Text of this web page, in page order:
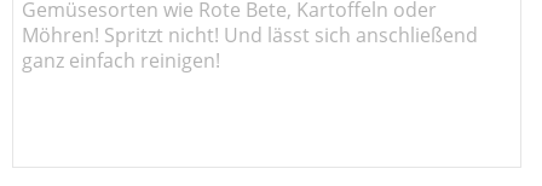
Gemüsesorten wie Rote Bete, Kartoffeln oder
Möhren! Spritzt nicht! Und lässt sich anschließend
ganz einfach reinigen!